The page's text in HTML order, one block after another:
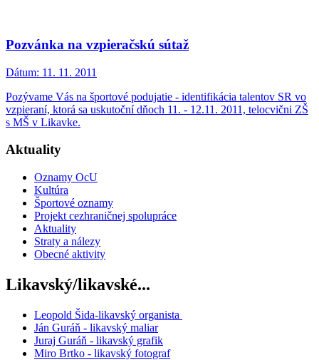
Pozvánka na vzpieračskú sútaž
Dátum: 11. 11. 2011
Pozývame Vás na športové podujatie - identifikácia talentov SR vo
vzpieraní, ktorá sa uskutoční dňoch 11. - 12.11. 2011, telocvični ZŠ
s MŠ v Likavke.
Aktuality
Oznamy OcU
Kultúra
Športové oznamy
Projekt cezhraničnej spolupráce
Aktuality
Straty a nálezy
Obecné aktivity
Likavský/likavské...
Leopold Šida-likavský organista
Ján Guráň - likavský maliar
Juraj Guráň - likavský grafik
Miro Brtko - likavský fotograf